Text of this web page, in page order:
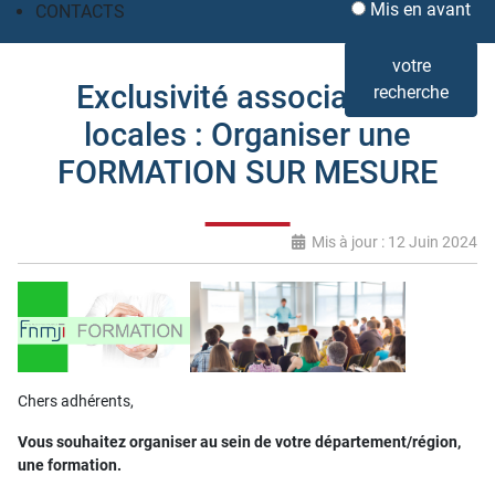
CONTACTS
Mis en avant
votre
recherche
Exclusivité associations
locales : Organiser une
FORMATION SUR MESURE
Mis à jour : 12 Juin 2024
Chers adhérents,
Vous souhaitez organiser au sein de votre département/région,
une formation.